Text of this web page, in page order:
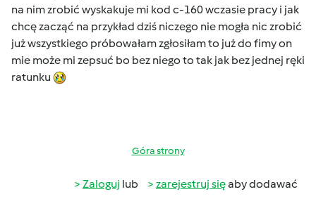
na nim zrobić wyskakuje mi kod c-160 wczasie pracy i jak
chcę zacząć na przykład dziś niczego nie mogła nic zrobić
już wszystkiego próbowałam zgłosiłam to już do fimy on
mie może mi zepsuć bo bez niego to tak jak bez jednej ręki
ratunku
Góra strony
Zaloguj lub zarejestruj sięaby dodawać